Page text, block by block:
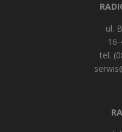
ul.
16-
tel.